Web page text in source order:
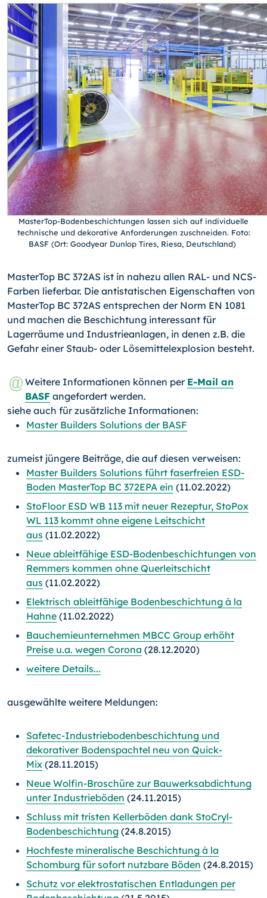
MasterTop-Bodenbeschichtungen lassen sich auf individuelle
technische und dekorative Anforderungen zuschneiden. Foto:
BASF (Ort: Goodyear Dunlop Tires, Riesa, Deutschland)
MasterTop BC 372AS ist in nahezu allen RAL- und NCS-
Farben lieferbar. Die antista­tischen Eigenschaften von
MasterTop BC 372AS entsprechen der Norm EN 1081
und machen die Beschichtung interessant für
Lagerräume und Industrieanlagen, in denen z.B. die
Gefahr einer Staub- oder Lösemittelexplosion besteht.
Weitere Informationen können per E-Mail an
BASF angefordert werden.
siehe auch für zusätzliche Informationen:
Master Builders Solutions der BASF
zumeist jüngere Beiträge, die auf diesen verweisen:
Master Builders Solutions führt faserfreien ESD-
Boden MasterTop BC 372EPA ein (11.02.2022)
StoFloor ESD WB 113 mit neuer Rezeptur, StoPox
WL 113 kommt ohne eigene Leitschicht
aus (11.02.2022)
Neue ableitfähige ESD-Bodenbeschichtungen von
Remmers kommen ohne Querleitschicht
aus (11.02.2022)
Elektrisch ableitfähige Bodenbeschichtung à la
Hahne (11.02.2022)
Bauchemieunternehmen MBCC Group erhöht
Preise u.a. wegen Corona (28.12.2020)
weitere Details...
ausgewählte weitere Meldungen:
Safetec-Industriebodenbeschichtung und
dekorativer Bodenspachtel neu von Quick-
Mix (28.11.2015)
Neue Wolfin-Broschüre zur Bauwerksabdichtung
unter Industrieböden (24.11.2015)
Schluss mit tristen Kellerböden dank StoCryl-
Bodenbeschichtung (24.8.2015)
Hochfeste mineralische Beschichtung à la
Schomburg für sofort nutzbare Böden (24.8.2015)
Schutz vor elektrostatischen Entladungen per